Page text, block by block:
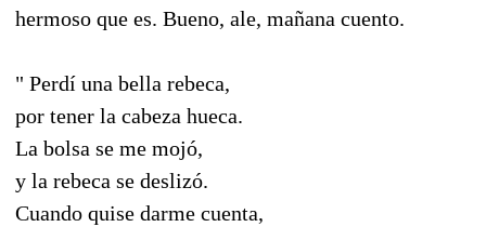
hermoso que es. Bueno, ale, mañana cuento.
" Perdí una bella rebeca,
por tener la cabeza hueca.
La bolsa se me mojó,
y la rebeca se deslizó.
Cuando quise darme cuenta,